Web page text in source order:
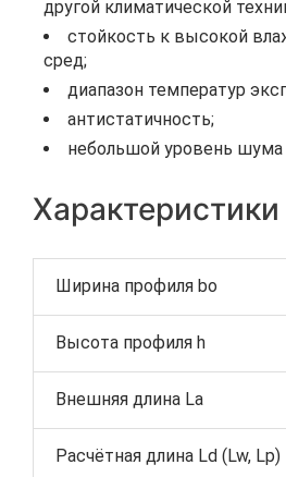
другой климатической
стойкость к высокой
сред;
диапазон температур
антистатичность;
небольшой уровень шума
Ширина профиля bo
Высота профиля h
Внешняя длина La
Расчётная длина Ld (Lw, Lp)